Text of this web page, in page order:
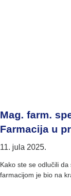
Mag. farm.
Farmacija u
11. jula 2025.
Kako ste se odlučili
farmacijom je bio na